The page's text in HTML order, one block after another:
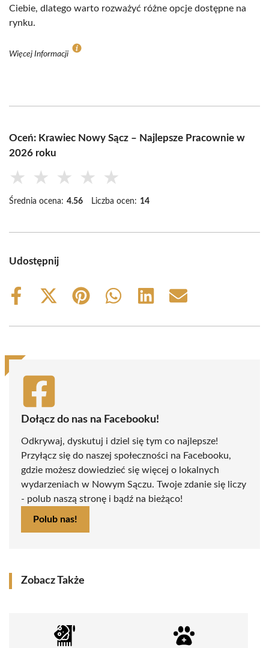
Ciebie, dlatego warto rozważyć różne opcje dostępne na
rynku.
Więcej Informacji
Oceń: Krawiec Nowy Sącz – Najlepsze Pracownie w
2026 roku
★ ★ ★ ★ ★
Średnia ocena: 4.56 Liczba ocen: 14
Udostępnij
Share
Share
(Twitter)
Share
Share
Share
Share
Dołącz do nas na Facebooku!
Odkrywaj, dyskutuj i dziel się tym co najlepsze!
Przyłącz się do naszej społeczności na Facebooku,
gdzie możesz dowiedzieć się więcej o lokalnych
wydarzeniach w Nowym Sączu. Twoje zdanie się liczy
- polub naszą stronę i bądź na bieżąco!
Polub nas!
Zobacz Także